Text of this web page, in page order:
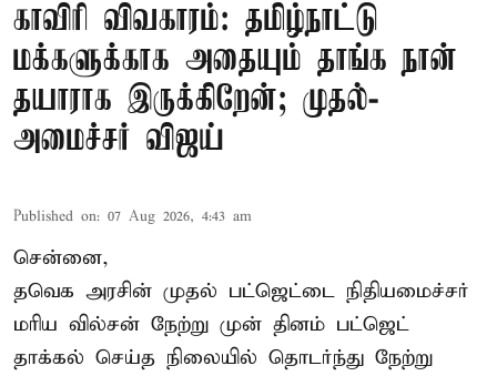
காவிரி விவகாரம்: தமிழ்நாட்டு
மக்களுக்காக அதையும் தாங்க நான்
தயாராக இருக்கிறேன்; முதல்-
அமைச்சர் விஜய்
Published on: 07 Aug 2026, 4:43 am
சென்னை,
தவெக அரசின் முதல் பட்ஜெட்டை நிதியமைச்சர்
மரிய வில்சன் நேற்று முன் தினம் பட்ஜெட்
தாக்கல் செய்த நிலையில் தொடர்ந்து நேற்று